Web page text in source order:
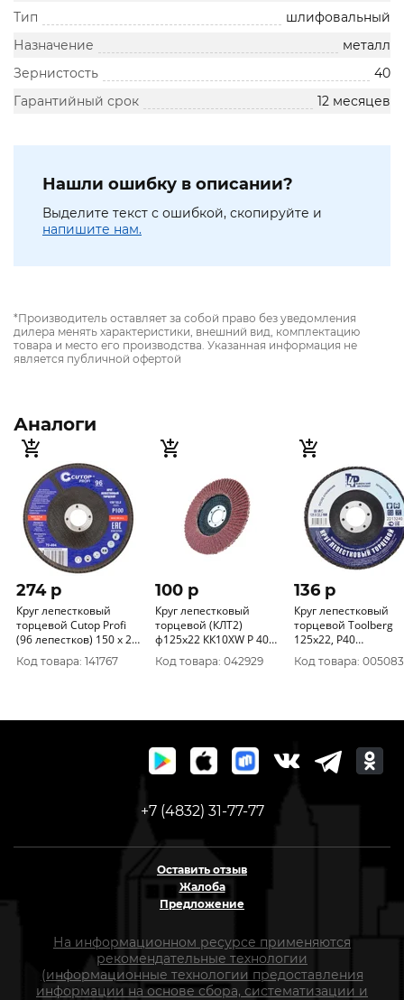
Тип
шлифовальный
Назначение
металл
Зернистость
40
Гарантийный срок
12 месяцев
Нашли ошибку в описании?
Выделите текст с ошибкой, скопируйте и
напишите нам.
*Производитель оставляет за собой право без уведомления
дилера менять характеристики, внешний вид, комплектацию
товара и место его производства. Указанная информация не
является публичной офертой
Аналоги
274 p
Круг лепестковый
торцевой Cutop Profi
(96 лепестков) 150 х 22,
Код товара: 141767
100 p
Круг лепестковый
торцевой (КЛТ2)
ф125х22 КК10XW Р 40
(уп. 10шт)
960000012043
Код товара: 042929
136 p
Круг лепестковый
торцевой Toolberg
125х22, Р40
(алюминий)
Код товара: 005083
+7 (4832) 31-77-77
Оставить отзыв
Жалоба
Предложение
На информационном ресурсе применяются
рекомендательные технологии
(информационные технологии предоставления
информации на основе сбора, систематизации и